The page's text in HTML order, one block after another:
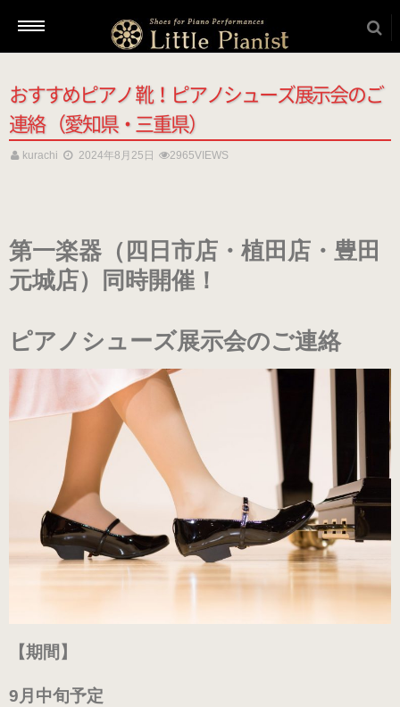
新着情報
本番用（ヒール高2cm）
ローヒール
（22.5～26.0cm）
ローヒール 子供サイズ
（ブラック・エナメル）
（21.0～22.0cm）
ローヒール
（シャンパン・スムース）
（22.5～26.0cm）
（シャンパン・スムース）
おすすめピアノ 靴！ピアノシューズ展示会のご
連絡 （愛知県・三重県）
kurachi 2024年8月25日 2965VIEWS
第一楽器（四日市店・植田店・豊田
元城店）同時開催！
ピアノシューズ展示会のご連絡
【期間】
9月中旬予定